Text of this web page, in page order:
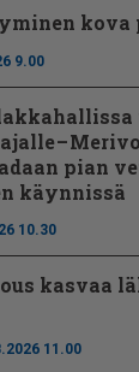
kova
9.00
–
pian
käynnissä
10.30
kasvaa
11.00